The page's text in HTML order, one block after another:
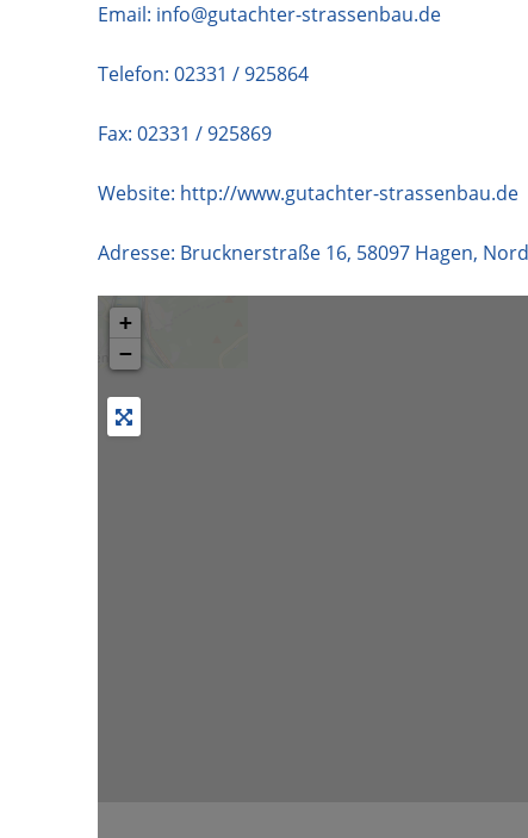
Email: info@gutachter-strassenbau.de
Telefon: 02331 / 925864
Fax: 02331 / 925869
Website: http://www.gutachter-strassenbau.de
Adresse: Brucknerstraße 16, 58097 Hagen,
+
−